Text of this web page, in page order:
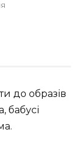
до образів
бабусі